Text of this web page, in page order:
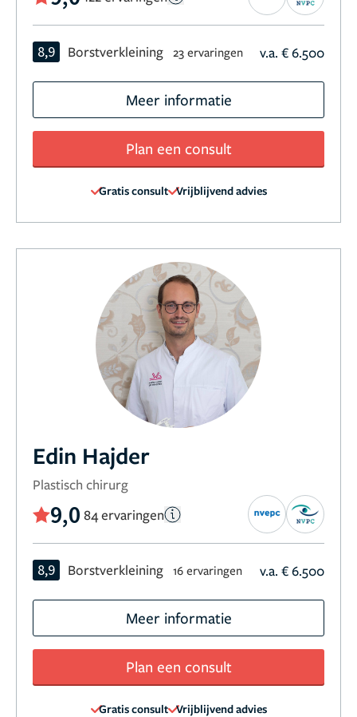
8,9 Borstverkleining 23 ervaringen v.a. € 6.500
Meer informatie
Plan een consult
Gratis consult Vrijblijvend advies
Edin Hajder
Plastisch chirurg
9,0 84 ervaringen
8,9 Borstverkleining 16 ervaringen v.a. € 6.500
Meer informatie
Plan een consult
Gratis consult Vrijblijvend advies